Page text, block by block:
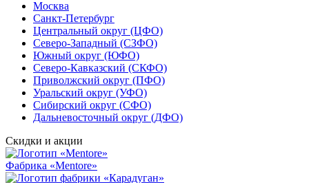
Москва
Санкт-Петербург
Центральный округ (ЦФО)
Северо-Западный (СЗФО)
Южный округ (ЮФО)
Северо-Кавказский (СКФО)
Приволжский округ (ПФО)
Уральский округ (УФО)
Сибирский округ (СФО)
Дальневосточный округ (ДФО)
Скидки и акции
Фабрика «Mentore»